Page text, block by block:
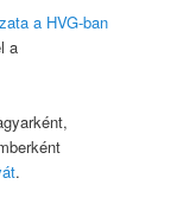
a HVG-ban
a
.